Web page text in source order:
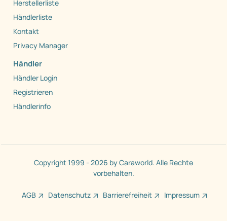
Herstellerliste
Händlerliste
Kontakt
Privacy Manager
Händler
Händler Login
Registrieren
Händlerinfo
Copyright 1999 - 2026 by Caraworld. Alle Rechte
vorbehalten.
AGB Datenschutz Barrierefreiheit Impressum